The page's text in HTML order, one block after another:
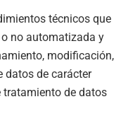
técnicos que
no automatizada y
modificación,
datos de carácter
tratamiento de datos